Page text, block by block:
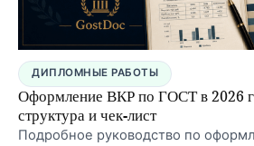
ДИПЛОМНЫЕ РАБОТЫ
Оформление ВКР по ГОСТ в 2026
структура и чек-лист
Подробное руководство по